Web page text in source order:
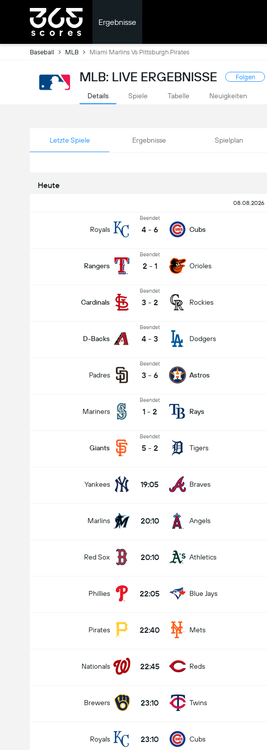
Ergebnisse
Baseball MLB Miami Marlins Vs Pittsburgh Pirates
MLB: LIVE ERGEBNISSE Folgen
Details Spiele Tabelle Neuigkeiten
Letzte Spiele Ergebnisse Spielplan
Heute
08.08.2026
Royals
Beendet
4 - 6 Cubs
Rangers
Beendet
2 - 1 Orioles
Cardinals
Beendet
3 - 2 Rockies
D-Backs
Beendet
4 - 3 Dodgers
Padres
Beendet
3 - 6 Astros
Mariners
Beendet
1 - 2 Rays
Giants
Beendet
5 - 2 Tigers
Yankees 19:05 Braves
Marlins 20:10 Angels
Red Sox 20:10 Athletics
Phillies 22:05 Blue Jays
Pirates 22:40 Mets
Nationals 22:45 Reds
Brewers 23:10 Twins
Royals 23:10 Cubs